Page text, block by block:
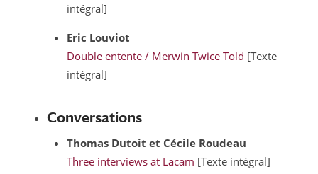
intégral]
Eric Louviot
Double entente / Merwin Twice Told [Texte
intégral]
Conversations
Thomas Dutoit et Cécile Roudeau
Three interviews at Lacam [Texte intégral]